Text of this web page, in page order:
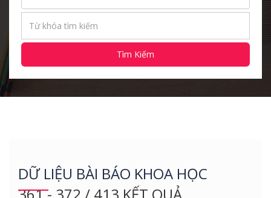
Tìm Kiếm
DỮ LIỆU BÀI BÁO KHOA HỌC